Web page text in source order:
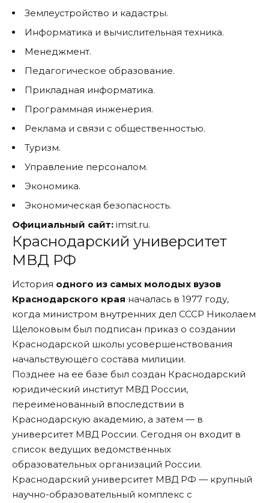
Землеустройство и кадастры.
Информатика и вычислительная техника.
Менеджмент.
Педагогическое образование.
Прикладная информатика.
Программная инженерия.
Реклама и связи с общественностью.
Туризм.
Управление персоналом.
Экономика.
Экономическая безопасность.
Официальный сайт: imsit.ru.
Краснодарский университет
МВД РФ
История одного из самых молодых вузов
Краснодарского края началась в 1977 году,
когда министром внутренних дел СССР Николаем
Щелоковым был подписан приказ о создании
Краснодарской школы усовершенствования
начальствующего состава милиции.
Позднее на ее базе был создан Краснодарский
юридический институт МВД России,
переименованный впоследствии в
Краснодарскую академию, а затем — в
университет МВД России. Сегодня он входит в
список ведущих ведомственных
образовательных организаций России.
Краснодарский университет МВД РФ — крупный
научно-образовательный комплекс с